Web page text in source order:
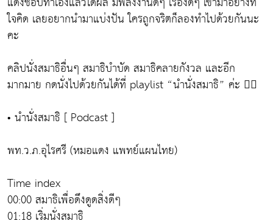
ใจคิด เลยอยากนำมาแบ่งปัน ใครถูกจริตก็ลองทำไปด้วยกันนะ
คะ
คลิปนั่งสมาธิอื่นๆ สมาธิบำบัด สมาธิคลายกังวล และอีก
มากมาย กดนั่งไปด้วยกันได้ที่ playlist “นำนั่งสมาธิ” ค่ะ 👉🏻
• นำนั่งสมาธิ [ Podcast ]
พท.ว.ภ.อุไรศรี (หมอแดง แพทย์แผนไทย)
Time index
00:00 สมาธิเพื่อดึงดูดสิ่งดีๆ
01:18 เริ่มนั่งสมาธิ